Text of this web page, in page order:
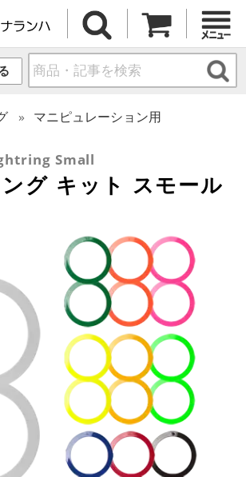
マニピュレーション用
Small
グ キット スモール